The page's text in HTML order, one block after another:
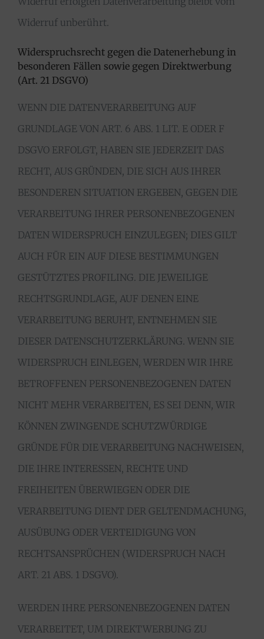
Widerruf unberührt.
Widerspruchsrecht gegen die Datenerhebung in
besonderen Fällen sowie gegen Direktwerbung
(Art. 21 DSGVO)
WENN DIE DATENVERARBEITUNG AUF
GRUNDLAGE VON ART. 6 ABS. 1 LIT. E ODER F
DSGVO ERFOLGT, HABEN SIE JEDERZEIT DAS
RECHT, AUS GRÜNDEN, DIE SICH AUS IHRER
BESONDEREN SITUATION ERGEBEN, GEGEN DIE
VERARBEITUNG IHRER PERSONENBEZOGENEN
DATEN WIDERSPRUCH EINZULEGEN; DIES GILT
AUCH FÜR EIN AUF DIESE BESTIMMUNGEN
GESTÜTZTES PROFILING. DIE JEWEILIGE
RECHTSGRUNDLAGE, AUF DENEN EINE
VERARBEITUNG BERUHT, ENTNEHMEN SIE
DIESER DATENSCHUTZERKLÄRUNG. WENN SIE
WIDERSPRUCH EINLEGEN, WERDEN WIR IHRE
BETROFFENEN PERSONENBEZOGENEN DATEN
NICHT MEHR VERARBEITEN, ES SEI DENN, WIR
KÖNNEN ZWINGENDE SCHUTZWÜRDIGE
GRÜNDE FÜR DIE VERARBEITUNG NACHWEISEN,
DIE IHRE INTERESSEN, RECHTE UND
FREIHEITEN ÜBERWIEGEN ODER DIE
VERARBEITUNG DIENT DER GELTENDMACHUNG,
AUSÜBUNG ODER VERTEIDIGUNG VON
RECHTSANSPRÜCHEN (WIDERSPRUCH NACH
ART. 21 ABS. 1 DSGVO).
WERDEN IHRE PERSONENBEZOGENEN DATEN
VERARBEITET, UM DIREKTWERBUNG ZU